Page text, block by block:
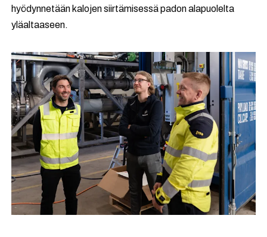
hyödynnetään kalojen siirtämisessä padon alapuolelta
yläaltaaseen.